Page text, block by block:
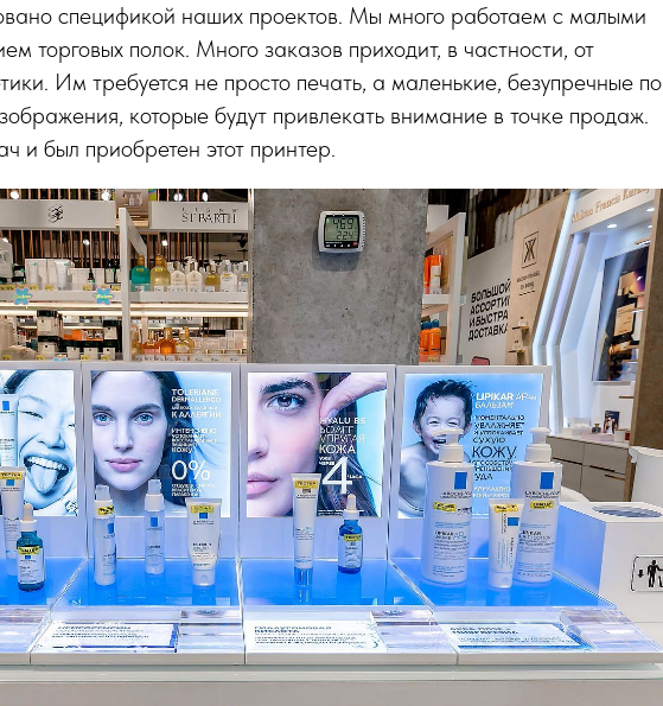
спецификой наших проектов. Мы много работаем с малыми
торговых полок. Много заказов приходит, в частности, от
Им требуется не просто печать, а маленькие, безупречные по
которые будут привлекать внимание в точке продаж.
и был приобретен этот принтер.